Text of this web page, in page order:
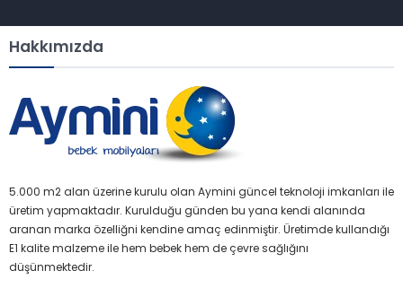
Hakkımızda
5.000 m2 alan üzerine kurulu olan Aymini güncel teknoloji imkanları ile
üretim yapmaktadır. Kurulduğu günden bu yana kendi alanında
aranan marka özelliğni kendine amaç edinmiştir. Üretimde kullandığı
E1 kalite malzeme ile hem bebek hem de çevre sağlığını
düşünmektedir.